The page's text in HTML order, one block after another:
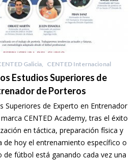
Galicia, CENTED Internacional
Estudios Superiores de
de Porteros
Superiores de Experto en Entrenador
CENTED Academy, tras el éxito
en táctica, preparación física y
de hoy el entrenamiento específico o
de fútbol está ganando cada vez una